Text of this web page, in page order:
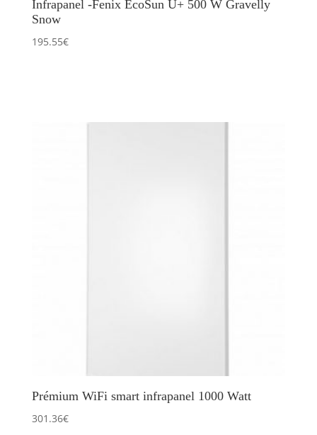
Infrapanel -Fenix EcoSun U+ 500 W Gravelly
Snow
195.55€
Prémium WiFi smart infrapanel 1000 Watt
301.36€